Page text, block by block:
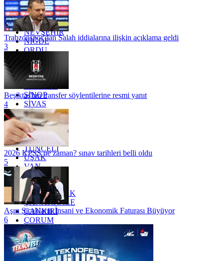
MERSİN
MUĞLA
MUŞ
NEVŞEHİR
NİĞDE
ORDU
OSMANİYE
RİZE
SAKARYA
SİNOP
SİVAS
SİİRT
TEKİRDAĞ
TOKAT
TRABZON
TUNCELİ
UŞAK
VAN
YALOVA
YOZGAT
ZONGULDAK
ÇANAKKALE
ÇANKIRI
ÇORUM
İSTANBUL
İZMİR
ŞANLIURFA
ŞIRNAK
Trabzonspor'dan Salah iddialarına ilişkin açıklama geldi
3
Beşiktaş'tan transfer söylentilerine resmi yanıt
4
2026 KPSS ne zaman? sınav tarihleri belli oldu
5
Aşırı Sıcakların İnsani ve Ekonomik Faturası Büyüyor
6